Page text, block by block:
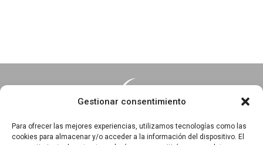
Gestionar consentimiento
Para ofrecer las mejores experiencias, utilizamos tecnologías como las
cookies para almacenar y/o acceder a la información del dispositivo. El